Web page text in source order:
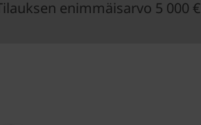
enimmäisarvo 5 000 €